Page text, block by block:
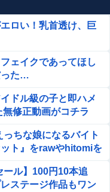
ねえ伏線が発掘され
ニヒだった模様！
ｗｗｗｗｗｗｗｗｗ
金をかけた高崎市、
あってほしいこの女
めにここまでしなき
ロい！乳首透け、巨
ェイクであってほし
った…
ドル級の子と即ハメ
修正動画がコチラ
ちな娘になるバイト
ト』をrawやhitomiを
ール】100円10本追
ステージ作品もワン